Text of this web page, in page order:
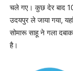
चले गए। कुछ देर बाद
उदयपुर ले जाया गया,
सोमारू साहू ने गला
है।